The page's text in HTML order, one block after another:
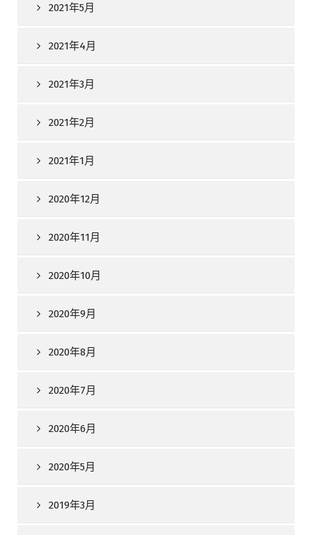
2021年5月
2021年4月
2021年3月
2021年2月
2021年1月
2020年12月
2020年11月
2020年10月
2020年9月
2020年8月
2020年7月
2020年6月
2020年5月
2019年3月